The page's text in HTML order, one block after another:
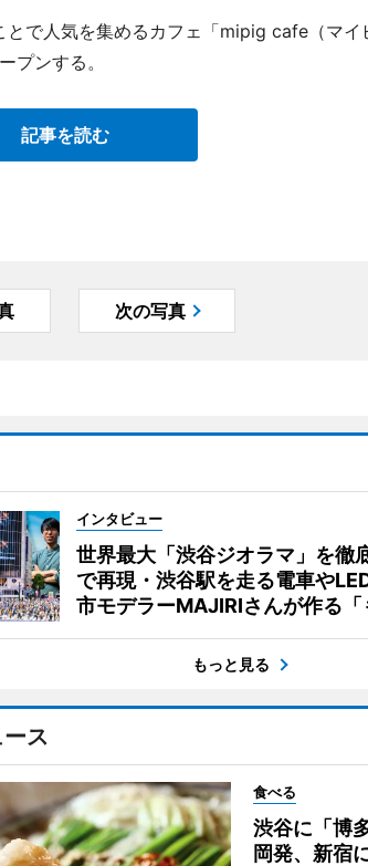
で人気を集めるカフェ「mipig cafe（マイ
プンする。
記事を読む
次の写真
インタビュー
世界最大「渋谷ジオラマ」を
で再現・渋谷駅を走る電車や
市モデラーMAJIRIさんが作る「
もっと見る
ス
食べる
渋谷に「博
岡発、新宿